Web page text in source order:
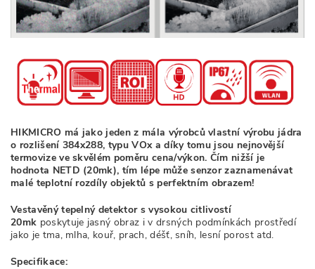
HIKMICRO má jako jeden z mála výrobců vlastní výrobu jádra
o rozlišení 384x288, typu VOx a díky tomu jsou nejnovější
termovize ve skvělém poměru cena/výkon. Čím nižší je
hodnota NETD (20mk), tím lépe může senzor zaznamenávat
malé teplotní rozdíly objektů s perfektním obrazem!
Vestavěný tepelný detektor s vysokou citlivostí
20mk poskytuje jasný obraz i v drsných podmínkách prostředí
jako je tma, mlha, kouř, prach, déšť, sníh, lesní porost atd.
Specifikace: